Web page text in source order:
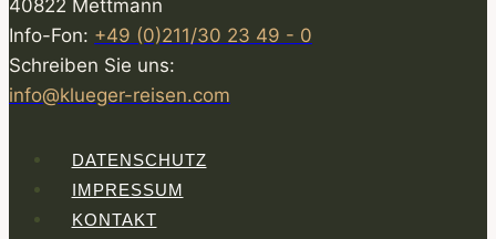
40822 Mettmann
Info-Fon: +49 (0)211/30 23 49 - 0
Schreiben Sie uns:
info@klueger-reisen.com
DATENSCHUTZ
IMPRESSUM
KONTAKT